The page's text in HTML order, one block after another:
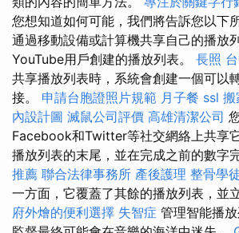
您想知道如何可能，我們將告訴您以下
通過移動設備或計算機共享自己的播放
YouTube用戶創建的播放列表。 長照
共享播放列表時，系統會創建一個可以
接。 申請台胞證照片規範 月子餐 ssl 搬
內設計圖 滅鼠公司評價 高雄清潔公司
Facebook和Twitter等社交網絡上共享
播放列表的末尾，並在完成之前的數字
推薦 聯合法律事務所 產後護理 整骨學
一方面，它覆蓋了其餘的播放列表，並
府外燴的便利選擇 失智症 管理智能播